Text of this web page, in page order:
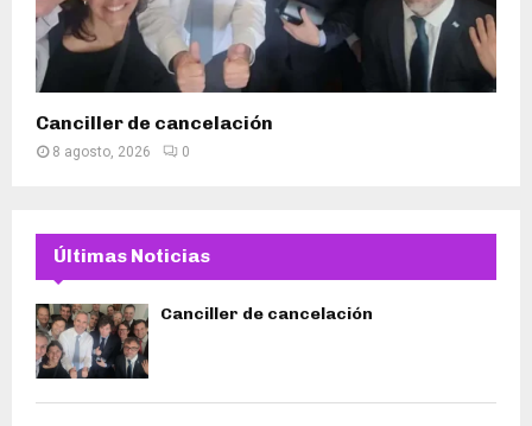
Canciller de cancelación
8 agosto, 2026 0
Últimas Noticias
Canciller de cancelación